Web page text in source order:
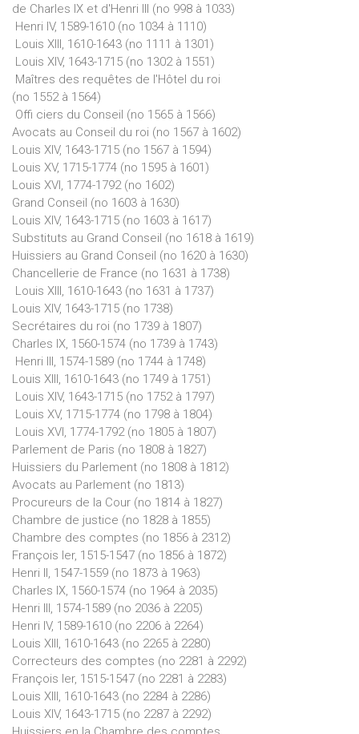
de Charles IX et d'Henri III (no 998 à 1033)
Henri IV, 1589-1610 (no 1034 à 1110)
Louis XIII, 1610-1643 (no 1111 à 1301)
Louis XIV, 1643-1715 (no 1302 à 1551)
Maîtres des requêtes de l'Hôtel du roi
(no 1552 à 1564)
Offi ciers du Conseil (no 1565 à 1566)
Avocats au Conseil du roi (no 1567 à 1602)
Louis XIV, 1643-1715 (no 1567 à 1594)
Louis XV, 1715-1774 (no 1595 à 1601)
Louis XVI, 1774-1792 (no 1602)
Grand Conseil (no 1603 à 1630)
Louis XIV, 1643-1715 (no 1603 à 1617)
Substituts au Grand Conseil (no 1618 à 1619)
Huissiers au Grand Conseil (no 1620 à 1630)
Chancellerie de France (no 1631 à 1738)
Louis XIII, 1610-1643 (no 1631 à 1737)
Louis XIV, 1643-1715 (no 1738)
Secrétaires du roi (no 1739 à 1807)
Charles IX, 1560-1574 (no 1739 à 1743)
Henri III, 1574-1589 (no 1744 à 1748)
Louis XIII, 1610-1643 (no 1749 à 1751)
Louis XIV, 1643-1715 (no 1752 à 1797)
Louis XV, 1715-1774 (no 1798 à 1804)
Louis XVI, 1774-1792 (no 1805 à 1807)
Parlement de Paris (no 1808 à 1827)
Huissiers du Parlement (no 1808 à 1812)
Avocats au Parlement (no 1813)
Procureurs de la Cour (no 1814 à 1827)
Chambre de justice (no 1828 à 1855)
Chambre des comptes (no 1856 à 2312)
François Ier, 1515-1547 (no 1856 à 1872)
Henri II, 1547-1559 (no 1873 à 1963)
Charles IX, 1560-1574 (no 1964 à 2035)
Henri III, 1574-1589 (no 2036 à 2205)
Henri IV, 1589-1610 (no 2206 à 2264)
Louis XIII, 1610-1643 (no 2265 à 2280)
Correcteurs des comptes (no 2281 à 2292)
François Ier, 1515-1547 (no 2281 à 2283)
Louis XIII, 1610-1643 (no 2284 à 2286)
Louis XIV, 1643-1715 (no 2287 à 2292)